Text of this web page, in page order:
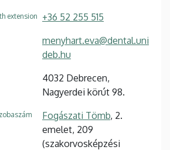
extension +36 52 255 515
menyhart.eva@dental.uni
deb.hu
4032 Debrecen,
Nagyerdei körút 98.
Fogászati Tömb, 2.
emelet, 209
(szakorvosképzési